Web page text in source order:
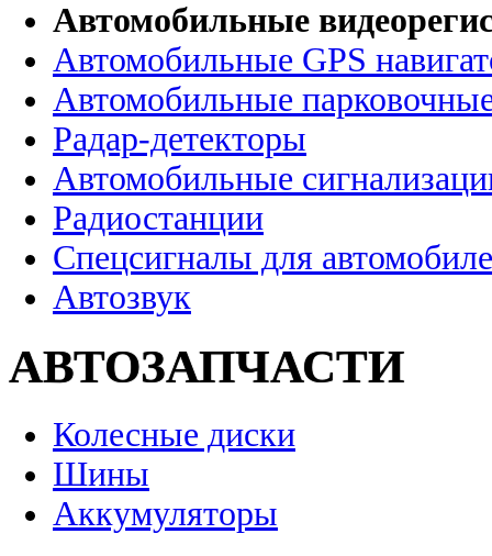
Автомобильные
Автомобильные GPS
Автомобильные
Радар-детекторы
Автомобильные
Радиостанции
Спецсигналы для
Автозвук
АВТОЗАПЧАСТИ
Колесные диски
Шины
Аккумуляторы